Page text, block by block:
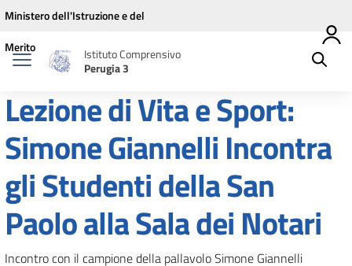
Vai ai contenuti
Vai al menu di navigazione
Vai al footer
Ministero dell'Istruzione e del
Merito
Istituto Comprensivo
Perugia 3
Lezione di Vita e Sport:
Simone Giannelli Incontra
gli Studenti della San
Paolo alla Sala dei Notari
Incontro con il campione della pallavolo Simone Giannelli